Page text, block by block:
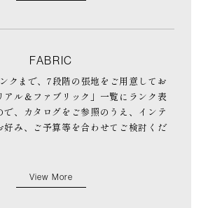
FABRIC
クまで、7段階の張地をご用意してお
アル＆ファブリック」一覧にランク表
で、カタログをご参照のうえ、インテ
好み、ご予算等を合わせてご検討くだ
View More